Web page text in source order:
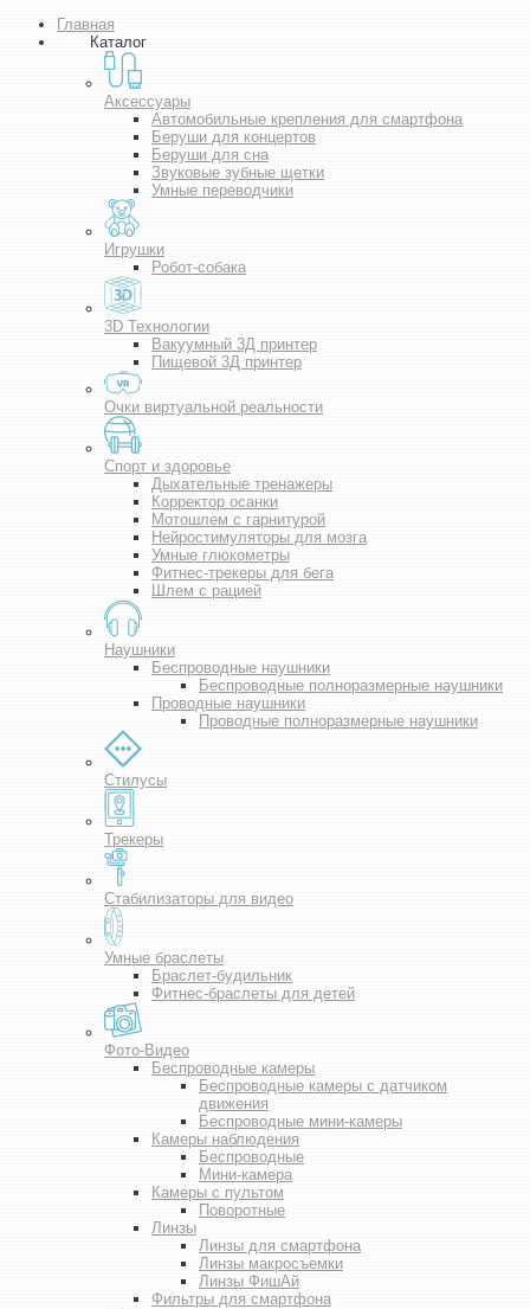
Главная
Каталог
Аксессуары
Автомобильные крепления для смартфона
Беруши для концертов
Беруши для сна
Звуковые зубные щетки
Умные переводчики
Игрушки
Робот-собака
3D Технологии
Вакуумный 3Д принтер
Пищевой 3Д принтер
Очки виртуальной реальности
Спорт и здоровье
Дыхательные тренажеры
Корректор осанки
Мотошлем с гарнитурой
Нейростимуляторы для мозга
Умные глюкометры
Фитнес-трекеры для бега
Шлем с рацией
Наушники
Беспроводные наушники
Беспроводные полноразмерные наушники
Проводные наушники
Проводные полноразмерные наушники
Стилусы
Трекеры
Стабилизаторы для видео
Умные браслеты
Браслет-будильник
Фитнес-браслеты для детей
Фото-Видео
Беспроводные камеры
Беспроводные камеры с датчиком
движения
Беспроводные мини-камеры
Камеры наблюдения
Беспроводные
Мини-камера
Камеры с пультом
Поворотные
Линзы
Линзы для смартфона
Линзы макросъемки
Линзы ФишАй
Фильтры для смартфона